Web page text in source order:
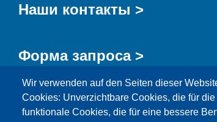
Wir verwenden auf den Seiten dieser
Cookies: Unverzichtbare Cookies, die für
funktionale Cookies, die für eine bessere
Наши контакты >
Форма запроса >